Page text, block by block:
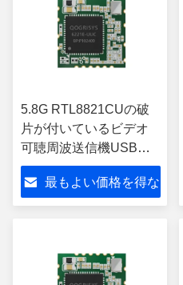
5.8G RTL8821CUの破
片が付いているビデオ
可聴周波送信機USBデ
ュアル バンドのWiFiの
モジュール
最もよい価格を得な